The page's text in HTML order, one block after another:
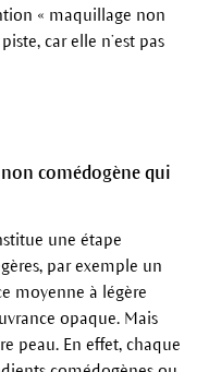
« maquillage non
car elle n’est pas
comédogène qui
une étape
par exemple un
moyenne à légère
opaque. Mais
peau. En effet, chaque